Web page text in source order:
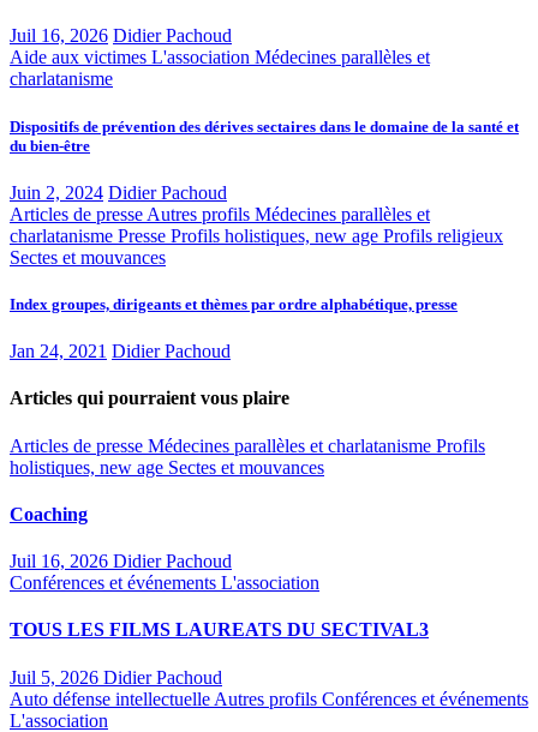
Juil 16, 2026 Didier Pachoud
Aide aux victimes L'association Médecines parallèles et
charlatanisme
Dispositifs de prévention des dérives sectaires dans le domaine de la santé et
du bien-être
Juin 2, 2024 Didier Pachoud
Articles de presse Autres profils Médecines parallèles et
charlatanisme Presse Profils holistiques, new age Profils religieux
Sectes et mouvances
Index groupes, dirigeants et thèmes par ordre alphabétique, presse
Jan 24, 2021 Didier Pachoud
Articles qui pourraient vous plaire
Articles de presse Médecines parallèles et charlatanisme Profils
holistiques, new age Sectes et mouvances
Coaching
Juil 16, 2026 Didier Pachoud
Conférences et événements L'association
TOUS LES FILMS LAUREATS DU SECTIVAL3
Juil 5, 2026 Didier Pachoud
Auto défense intellectuelle Autres profils Conférences et événements
L'association